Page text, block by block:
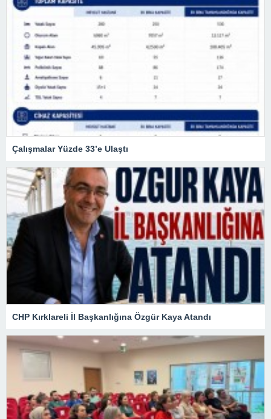
Çalışmalar Yüzde 33’e Ulaştı
CHP Kırklareli İl Başkanlığına Özgür Kaya Atandı